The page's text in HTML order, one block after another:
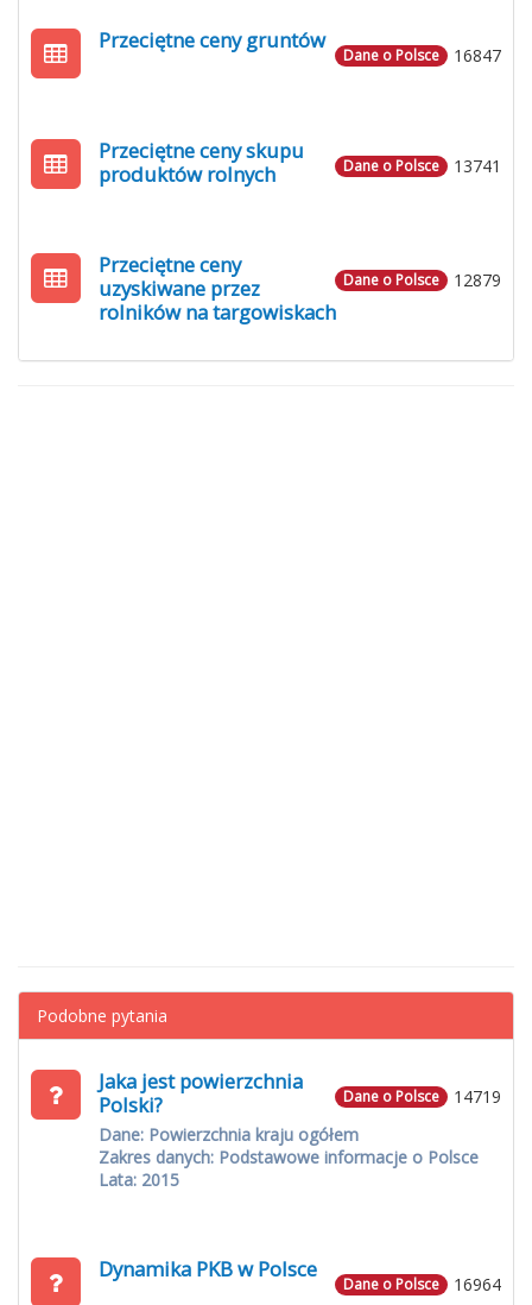
16847
Dane o Polsce
Przeciętne ceny gruntów
13741
Dane o Polsce
Przeciętne ceny skupu
produktów rolnych
12879
Dane o Polsce
Przeciętne ceny
uzyskiwane przez
rolników na targowiskach
Podobne pytania
14719
Dane o Polsce
Jaka jest powierzchnia
Polski?
Dane: Powierzchnia kraju ogółem
Zakres danych: Podstawowe informacje o Polsce
Lata: 2015
16964
Dane o Polsce
Dynamika PKB w Polsce